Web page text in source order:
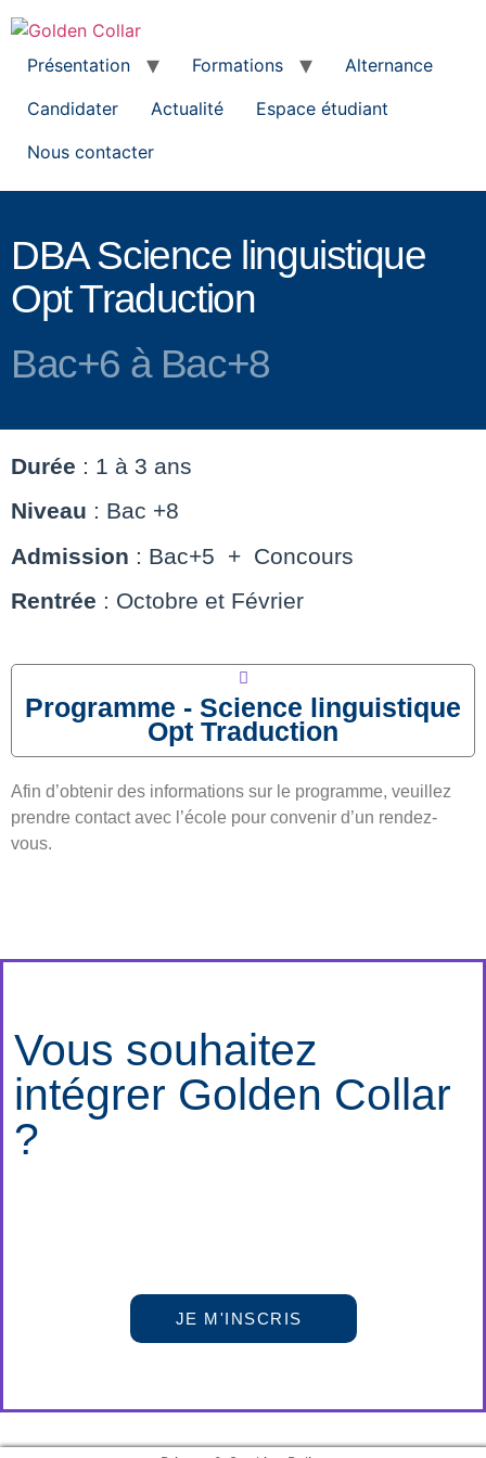
Présentation Formations
Alternance
Candidater
Actualité
Espace étudiant
Nous contacter
DBA Science linguistique
Opt Traduction
Bac+6 à Bac+8
Durée : 1 à 3 ans
Niveau : Bac +8
Admission : Bac+5 + Concours
Rentrée : Octobre et Février
Programme - Science linguistique
Opt Traduction
Afin d’obtenir des informations sur le programme, veuillez
prendre contact avec l’école pour convenir d’un rendez-
vous.
Vous souhaitez
intégrer Golden Collar
?
JE M'INSCRIS